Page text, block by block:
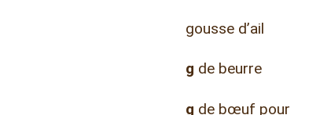
gousse d’ail
g de beurre
g de bœuf pour